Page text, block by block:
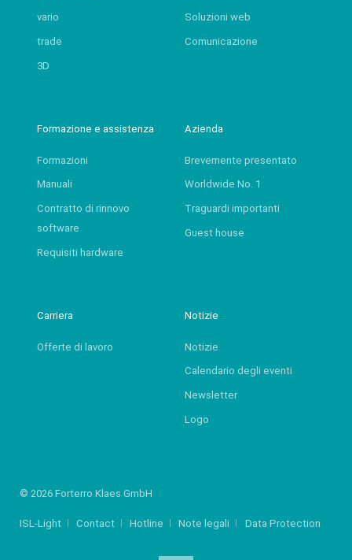
vario
trade
3D
Soluzioni web
Comunicazione
Formazione e assistenza
Formazioni
Manuali
Contratto di rinnovo
software
Requisiti hardware
Azienda
Brevemente presentato
Worldwide No. 1
Traguardi importanti
Guest house
Carriera
Offerte di lavoro
Notizie
Notizie
Calendario degli eventi
Newsletter
Logo
© 2026 Forterro Klaes GmbH
ISL-Light Contact Hotline Note legali Data Protection